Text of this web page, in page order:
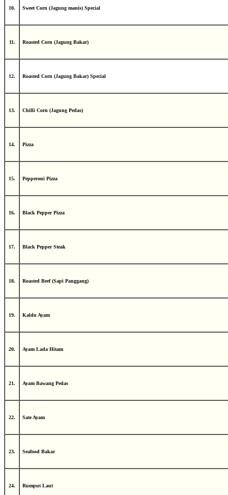
10. Sweet Corn (Jagung manis) Special
11. Roasted Corn (Jagung Bakar)
12. Roasted Corn (Jagung Bakar) Special
13. Chilli Corn (Jagung Pedas)
14. Pizza
15. Pepperoni Pizza
16. Black Pepper Pizza
17. Black Pepper Steak
18. Roasted Beef (Sapi Panggang)
19. Kaldu Ayam
20. Ayam Lada Hitam
21. Ayam Bawang Pedas
22. Sate Ayam
23. Seafood Bakar
24. Rumput Laut